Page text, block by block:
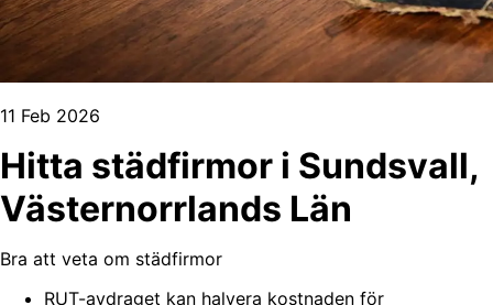
11 Feb 2026
Hitta städfirmor i Sundsvall,
Västernorrlands Län
Bra att veta om städfirmor
RUT-avdraget kan halvera kostnaden för